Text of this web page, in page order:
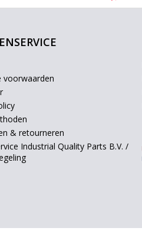
voorwaarden
& retourneren
Industrial Quality Parts B.V. /